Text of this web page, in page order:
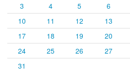
3
4 5 6
10
11 12 13
17
18 19 20
24
25 26 27
31